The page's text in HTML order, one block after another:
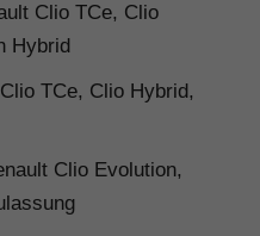
Clio TCe, Clio
Hybrid
TCe, Clio Hybrid,
Clio Evolution,